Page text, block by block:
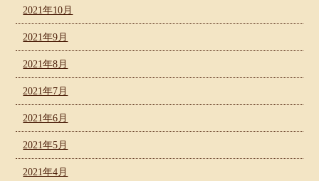
2021年10月
2021年9月
2021年8月
2021年7月
2021年6月
2021年5月
2021年4月